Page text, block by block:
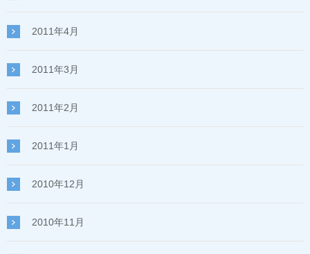
2011年4月
2011年3月
2011年2月
2011年1月
2010年12月
2010年11月